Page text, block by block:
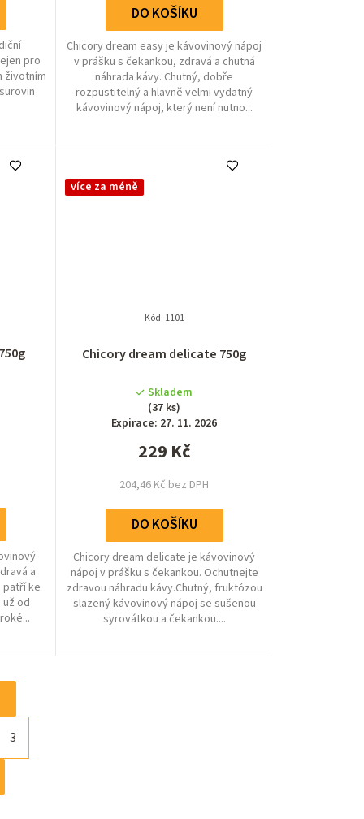
pro
životním
DO KOŠÍKU
Chicory dream easy je kávovinový nápoj
v prášku s čekankou, zdravá a chutná
náhrada kávy. Chutný, dobře
rozpustitelný a hlavně velmi vydatný
kávovinový nápoj, který není nutno...
a
patří ke
od
více za méně
Chicory dream delicate 750g
hodnocení
je
5,0
z
5
Skladem
(37 ks)
Expirace: 27. 11. 2026
204,46 Kč bez DPH
229 Kč
DO KOŠÍKU
Chicory dream delicate je kávovinový
nápoj v prášku s čekankou. Ochutnejte
zdravou náhradu kávy.Chutný, fruktózou
slazený kávovinový nápoj se sušenou
syrovátkou a čekankou....
Kód: 1101
3